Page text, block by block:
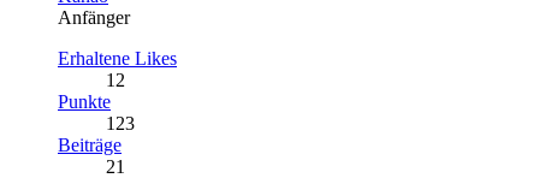
Anfänger
Erhaltene Likes
12
Punkte
123
Beiträge
21